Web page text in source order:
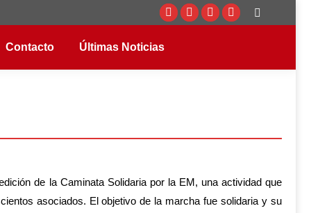
Facebook
TwitterInstagram
YouTube
Buscar:
Contacto Últimas Noticias
de la Caminata Solidaria por la EM, una actividad que
asociados. El objetivo de la marcha fue solidaria y su